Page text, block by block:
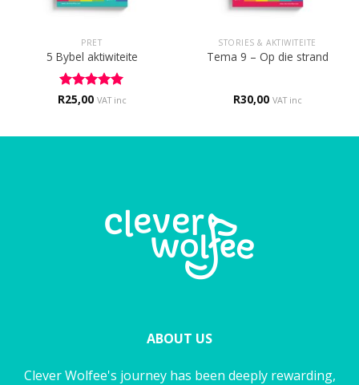
PRET
5 Bybel aktiwiteite
Rated 5
R25,00 VAT inc
STORIES & AKTIWITEITE
Tema 9 – Op die strand
R30,00 VAT inc
ABOUT US
Clever Wolfee's journey has been deeply rewarding,